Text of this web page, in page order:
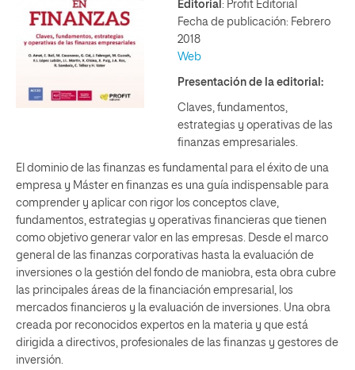
Editorial : Profit Editorial
Fecha de publicación: Febrero
2018
Web
Presentación de la editorial:
Claves, fundamentos,
estrategias y operativas de las
finanzas empresariales.
El dominio de las finanzas es fundamental para el éxito de una
empresa y Máster en finanzas es una guía indispensable para
comprender y aplicar con rigor los conceptos clave,
fundamentos, estrategias y operativas financieras que tienen
como objetivo generar valor en las empresas. Desde el marco
general de las finanzas corporativas hasta la evaluación de
inversiones o la gestión del fondo de maniobra, esta obra cubre
las principales áreas de la financiación empresarial, los
mercados financieros y la evaluación de inversiones. Una obra
creada por reconocidos expertos en la materia y que está
dirigida a directivos, profesionales de las finanzas y gestores de
inversión.